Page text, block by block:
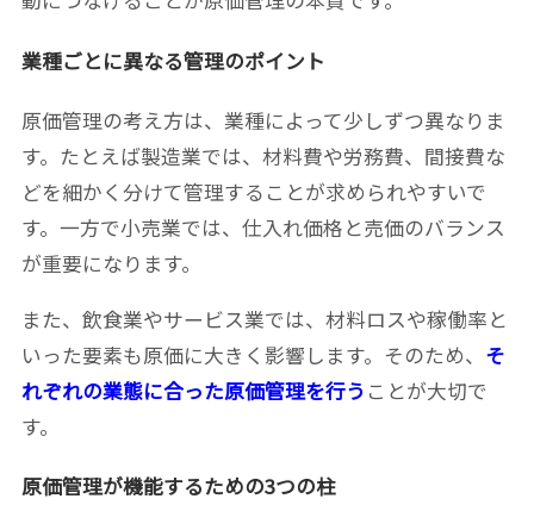
業種ごとに異なる管理のポイント
原価管理の考え方は、業種によって少しずつ異なりま
す。たとえば製造業では、材料費や労務費、間接費な
どを細かく分けて管理することが求められやすいで
す。一方で小売業では、仕入れ価格と売価のバランス
が重要になります。
また、飲食業やサービス業では、材料ロスや稼働率と
いった要素も原価に大きく影響します。そのため、 そ
れぞれの業態に合った原価管理を行う ことが大切で
す。
原価管理が機能するための3つの柱